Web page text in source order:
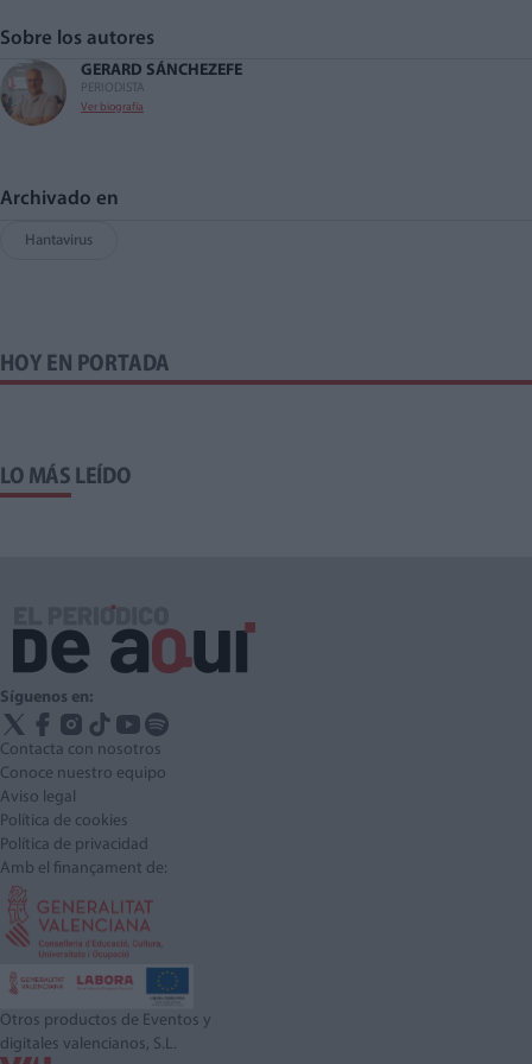
Sobre los autores
GERARD SÁNCHEZ
PERIODISTA
Ver biografía
EFE
Archivado en
Hantavirus
HOY EN PORTADA
LO MÁS LEÍDO
Síguenos en:
Contacta con nosotros
Conoce nuestro equipo
Aviso legal
Política de cookies
Política de privacidad
Amb el finançament de:
Otros productos de Eventos y
digitales valencianos, S.L.